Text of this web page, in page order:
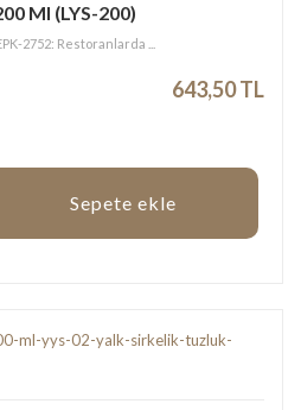
Ml (LYS-200)
2752: Restoranlarda ...
643,50 TL
Sepete ekle